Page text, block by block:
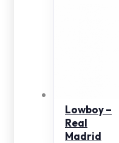
Lowboy –
Real
Madrid